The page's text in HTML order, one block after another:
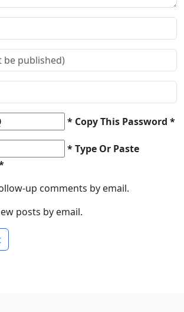
* Copy This Password *
* Type Or Paste
up comments by email.
posts by email.